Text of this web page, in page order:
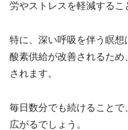
労やストレスを軽減するこ
特に、深い呼吸を伴う瞑
酸素供給が改善されるた
されます。
毎日数分でも続けること
広がるでしょう。